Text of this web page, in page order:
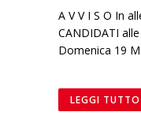
A V V I S O In
CANDIDATI
Domenica 19
LEGGI TUTTO